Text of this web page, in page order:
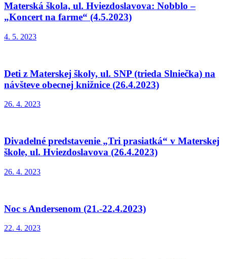
Materská škola, ul. Hviezdoslavova: Nobblo –
„Koncert na farme“ (4.5.2023)
4. 5. 2023
Deti z Materskej školy, ul. SNP (trieda Slniečka) na
návšteve obecnej knižnice (26.4.2023)
26. 4. 2023
Divadelné predstavenie „Tri prasiatká“ v Materskej
škole, ul. Hviezdoslavova (26.4.2023)
26. 4. 2023
Noc s Andersenom (21.-22.4.2023)
22. 4. 2023